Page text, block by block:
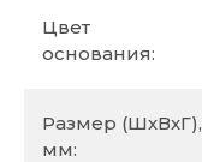
Цвет
основания:
Размер (ШхВхГ),
мм: